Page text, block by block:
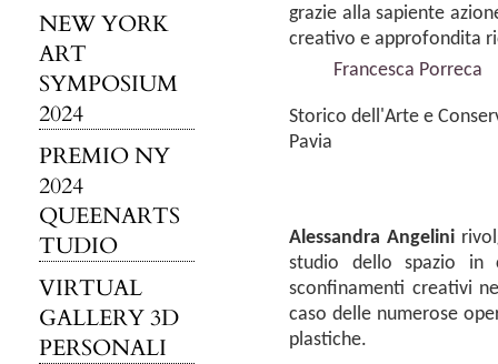
NEW YORK
ART
SYMPOSIUM
2024
PREMIO NY
2024
QUEENARTS
TUDIO
VIRTUAL
GALLERY 3D
PERSONALI
grazie alla sapiente
creativo e approfondita
Francesca Porreca
Storico dell'Arte e
Pavia
Alessandra Angelini
studio dello spazio in
sconfinamenti creativi
caso delle numerose
plastiche.